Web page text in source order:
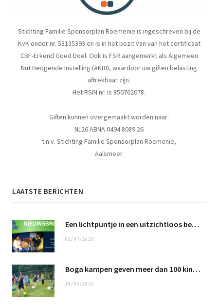
Stichting Familie Sponsorplan Roemenië is ingeschreven bij de
KvK onder nr. 53135393 en is in het bezit van van het certificaat
CBF-Erkend Goed Doel. Ook is FSR aangemerkt als Algemeen
Nut Beogende Instelling (ANBI), waardoor uw giften belasting
aftrekbaar zijn.
Het RSIN nr. is 850762078.
Giften kunnen overgemaakt worden naar:
NL26 ABNA 0494 8089 26
t.n.v. Stichting Familie Sponsorplan Roemenië,
Aalsmeer.
LAATSTE BERICHTEN
Een lichtpuntje in een uitzichtloos bestaan …
01/07/2026
Boga kampen geven meer dan 100 kinderen een fantastische tijd
19/06/2026